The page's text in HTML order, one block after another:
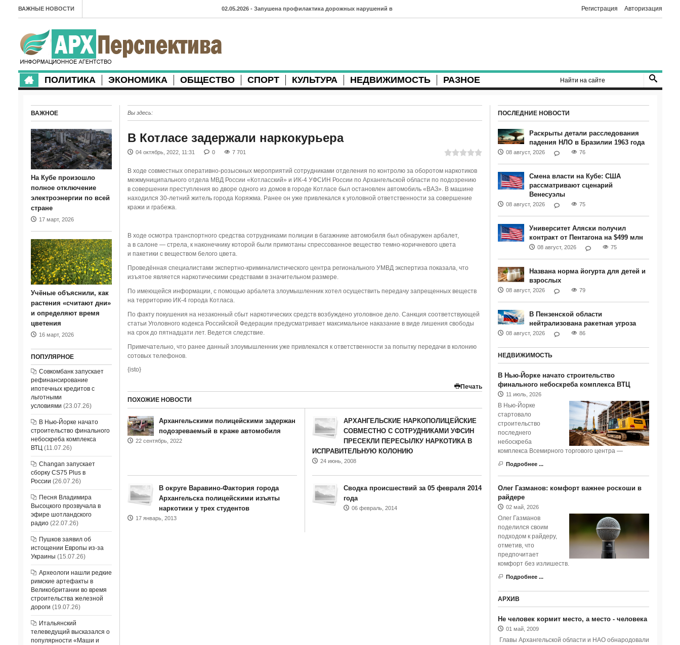
ВАЖНЫЕ НОВОСТИ 02.05.2026 - Запушена профилактика дорожных нарушений в
27.04.2026 - Губернатор Архангельской области контролирует
23.04.2026 - Детский экологический форум усилит
21.04.2026 - Выгуливание собак: правила и штрафы в России
20.04.2026 - Итоги хоккейного сезона в Архангельске: яркие
18.04.2026 - Мобильные комплексы фотофиксации Vitronic
Регистрация Авторизация
ПОЛИТИКА ЭКОНОМИКА ОБЩЕСТВО СПОРТ КУЛЬТУРА НЕДВИЖИМОСТЬ РАЗНОЕ
Вы здесь:
В Котласе задержали наркокурьера
04 октябрь, 2022, 11:31 0 7 701
В ходе совместных оперативно-розыскных мероприятий сотрудниками отделения по контролю за оборотом наркотиков
межмуниципального отдела МВД России «Котласский» и ИК-4 УФСИН России по Архангельской области по подозрению
в совершении преступления во дворе одного из домов в городе Котласе был остановлен автомобиль «ВАЗ». В машине
находился 30-летний житель города Коряжма. Ранее он уже привлекался к уголовной ответственности за совершение
кражи и грабежа.
В ходе осмотра транспортного средства сотрудниками полиции в багажнике автомобиля был обнаружен арбалет,
а в салоне — стрела, к наконечнику которой были примотаны спрессованное вещество темно-коричневого цвета
и пакетики с веществом белого цвета.
Проведённая специалистами экспертно-криминалистического центра регионального УМВД экспертиза показала, что
изъятое является наркотическими средствами в значительном размере.
По имеющейся информации, с помощью арбалета злоумышленник хотел осуществить передачу запрещенных веществ
на территорию ИК-4 города Котласа.
По факту покушения на незаконный сбыт наркотических средств возбуждено уголовное дело. Санкция соответствующей
статьи Уголовного кодекса Российской Федерации предусматривает максимальное наказание в виде лишения свободы
на срок до пятнадцати лет. Ведется следствие.
Примечательно, что ранее данный злоумышленник уже привлекался к ответственности за попытку передачи в колонию
сотовых телефонов.
{isto}
Печать
ПОХОЖИЕ НОВОСТИ
Архангельскими полицейскими задержан
подозреваемый в краже автомобиля
22 сентябрь, 2022
АРХАНГЕЛЬСКИЕ НАРКОПОЛИЦЕЙСКИЕ
СОВМЕСТНО С СОТРУДНИКАМИ УФСИН
ПРЕСЕКЛИ ПЕРЕСЫЛКУ НАРКОТИКА В
ИСПРАВИТЕЛЬНУЮ КОЛОНИЮ
24 июнь, 2008
В округе Варавино-Фактория города
Архангельска полицейскими изъяты
наркотики у трех студентов
17 январь, 2013
Сводка происшествий за 05 февраля 2014
года
06 февраль, 2014
ПОСЛЕДНИЕ НОВОСТИ
Раскрыты детали расследования
падения НЛО в Бразилии 1963 года
08 август, 2026 76
Смена власти на Кубе: США
рассматривают сценарий
Венесуэлы
08 август, 2026 75
Университет Аляски получил
контракт от Пентагона на $499 млн
08 август, 2026 75
Названа норма йогурта для детей и
взрослых
08 август, 2026 79
В Пензенской области
нейтрализована ракетная угроза
08 август, 2026 86
НЕДВИЖИМОСТЬ
В Нью-Йорке начато строительство
финального небоскреба комплекса ВТЦ
11 июль, 2026
В Нью-Йорке
стартовало
строительство
последнего
небоскреба
комплекса Всемирного торгового центра —
Подробнее ...
Олег Газманов: комфорт важнее роскоши в
райдере
02 май, 2026
Олег Газманов
поделился своим
подходом к райдеру,
отметив, что
предпочитает
комфорт без излишеств.
Подробнее ...
АРХИВ
Не человек кормит место, а место - человека
01 май, 2009
Главы Архангельской области и НАО обнародовали
ВАЖНОЕ
На Кубе произошло
полное отключение
электроэнергии по всей
стране
17 март, 2026
Учёные объяснили, как
растения «считают дни»
и определяют время
цветения
16 март, 2026
ПОПУЛЯРНОЕ
Совкомбанк запускает
рефинансирование
ипотечных кредитов с
льготными
условиями (23.07.26)
В Нью-Йорке начато
строительство финального
небоскреба комплекса
ВТЦ(11.07.26)
Changan запускает
сборку CS75 Plus в
России (26.07.26)
Песня Владимира
Высоцкого прозвучала в
эфире шотландского
радио(22.07.26)
Пушков заявил об
истощении Европы из-за
Украины (15.07.26)
Археологи нашли редкие
римские артефакты в
Великобритании во время
строительства железной
дороги (19.07.26)
Итальянский
телеведущий высказался о
популярности «Маши и